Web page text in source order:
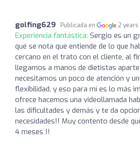
golfing629 Publicada en 2 years
Experiencia fantástica: Sergio es un
qué se nota que entiende de lo que
cercano en el trato con el cliente, al
llegamos a manos de dietistas
necesitamos un poco de atención y
flexibilidad, y eso para mí es lo más
ofrece hacemos una videollamada
las dificultades y demás y te da
necesidades!! Muy contento desde
4 meses !!